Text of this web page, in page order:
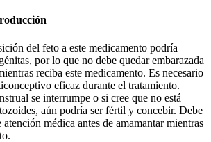
del feto a este medicamento podría
por lo que no debe quedar embarazada
reciba este medicamento. Es necesario
eficaz durante el tratamiento.
se interrumpe o si cree que no está
aún podría ser fértil y concebir. Debe
médica antes de amamantar mientras